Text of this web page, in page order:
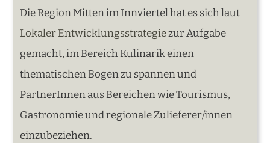
Die Region Mitten im Innviertel hat es sich laut
Lokaler Entwicklungsstrategiezur Aufgabe
gemacht, im Bereich Kulinarik einen
thematischen Bogen zu spannen und
PartnerInnen aus Bereichen wie Tourismus,
Gastronomie und regionale Zulieferer/innen
einzubeziehen.